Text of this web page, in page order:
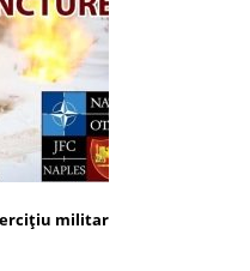
militar